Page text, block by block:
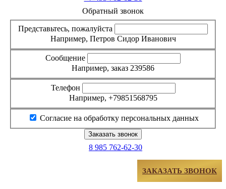
Обратный звонок
Представьтесь, пожалуйста
Например, Петров Сидор Иванович
Сообщение
Например, заказ 239586
Телефон
Например, +79851568795
Согласие на обработку персональных данных
8 985 762-62-30
ЗАКАЗАТЬ ЗВОНОК